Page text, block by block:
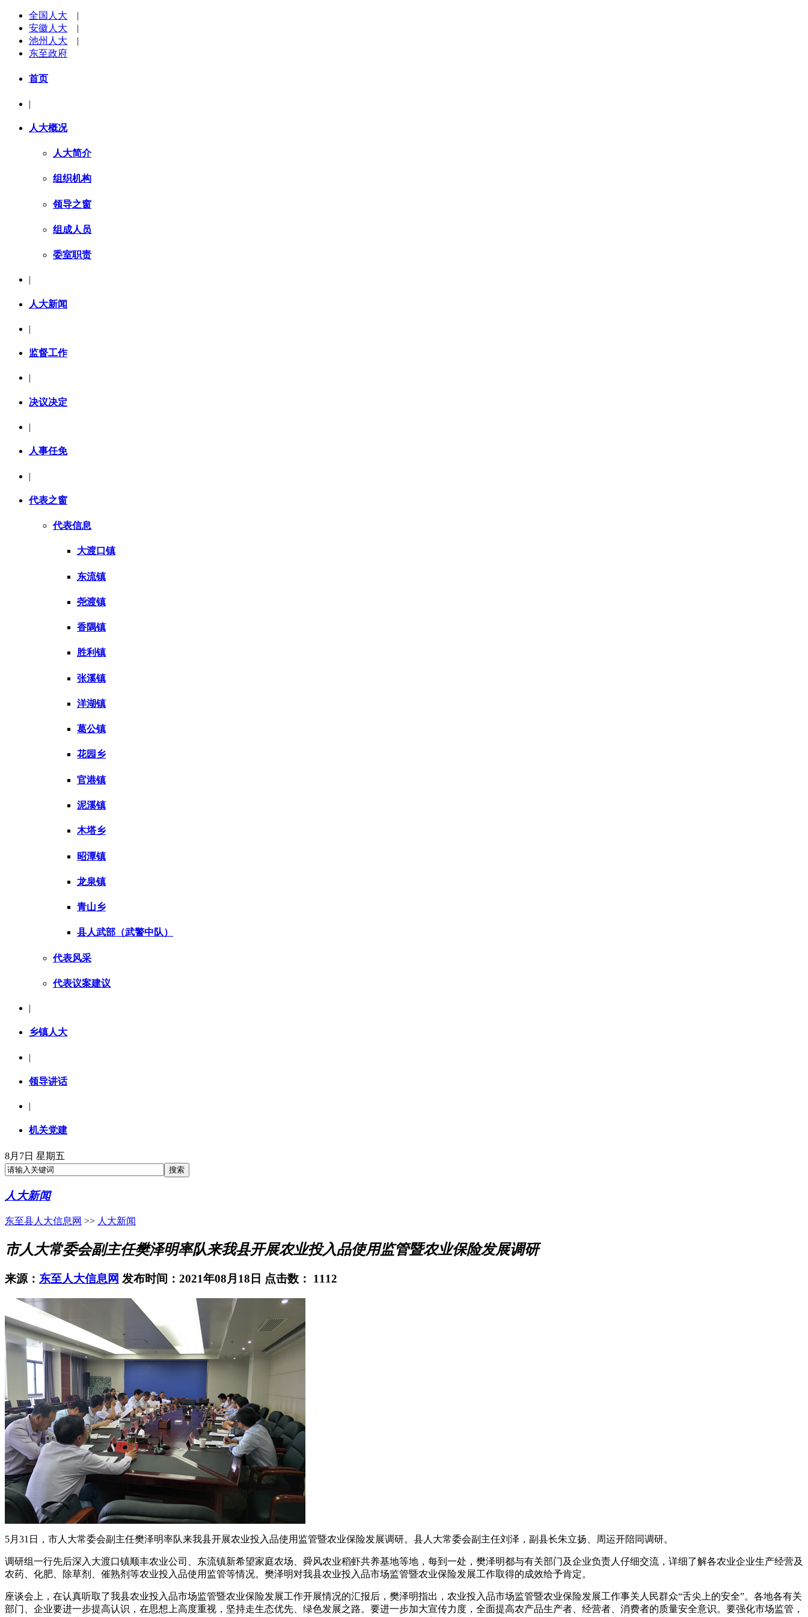
全国人大 |
安徽人大 |
池州人大 |
东至政府
首页
|
人大概况
人大简介
组织机构
领导之窗
组成人员
委室职责
|
人大新闻
|
监督工作
决议决定
|
人事任免
|
代表之窗
代表信息
大渡口镇
东流镇
尧渡镇
香隅镇
胜利镇
张溪镇
洋湖镇
葛公镇
花园乡
官港镇
泥溪镇
木塔乡
昭潭镇
龙泉镇
青山乡
县人武部（武警中队）
代表风采
代表议案建议
|
乡镇人大
|
领导讲话
|
机关党建
8月7日 星期五
人大新闻
东至县人大信息网 >> 人大新闻
市人大常委会副主任樊泽明率队来我县开展农业投入品使用监管暨农业保险发展调研
来源： 东至人大信息网 发布时间：2021年08月18日 点击数： 1112
5月31日，市人大常委会副主任樊泽明率队来我县开展农业投入品使用监管暨农业保险发展调研。县人大常委会副主任刘泽，副县长朱立扬、周运开陪同调研。
调研组一行先后深入大渡口镇顺丰农业公司、东流镇新希望家庭农场、舜风农业稻虾共养基地等地，每到一处，樊泽明都与有关部门及企业负责人仔细交流，详细了解各农业企业生产经营及
农药、化肥、除草剂、催熟剂等农业投入品使用监管等情况。樊泽明对我县农业投入品市场监管暨农业保险发展工作取得的成效给予肯定。
座谈会上，在认真听取了我县农业投入品市场监管暨农业保险发展工作开展情况的汇报后，樊泽明指出，农业投入品市场监管暨农业保险发展工作事关人民群众“舌尖上的安全”。各地各有关
部门、企业要进一步提高认识，在思想上高度重视，坚持走生态优先、绿色发展之路。要进一步加大宣传力度，全面提高农产品生产者、经营者、消费者的质量安全意识。要强化市场监管，